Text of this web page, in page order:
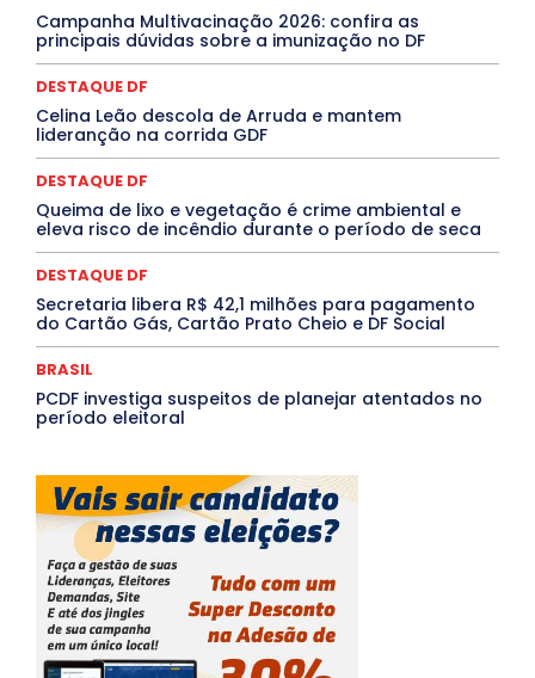
PROCESSO SELETIVO
PUBLIEDITORIAL
QUALIFICAÇÃO PROFISSIONAL
RESIDÊNCIA
Santa Catarina
Saúde Agora
SEGURANÇA
Soltando o Verbo
TÁ FROID?
TEATRO
Tocantins
Utilidade Pública ZikaVirus
Mais
Campanha Multivacinação 2026: confira as
principais dúvidas sobre a imunização no DF
DESTAQUE DF
Celina Leão descola de Arruda e mantem
lideranção na corrida GDF
DESTAQUE DF
Queima de lixo e vegetação é crime ambiental e
eleva risco de incêndio durante o período de seca
DESTAQUE DF
Secretaria libera R$ 42,1 milhões para pagamento
do Cartão Gás, Cartão Prato Cheio e DF Social
BRASIL
PCDF investiga suspeitos de planejar atentados no
período eleitoral